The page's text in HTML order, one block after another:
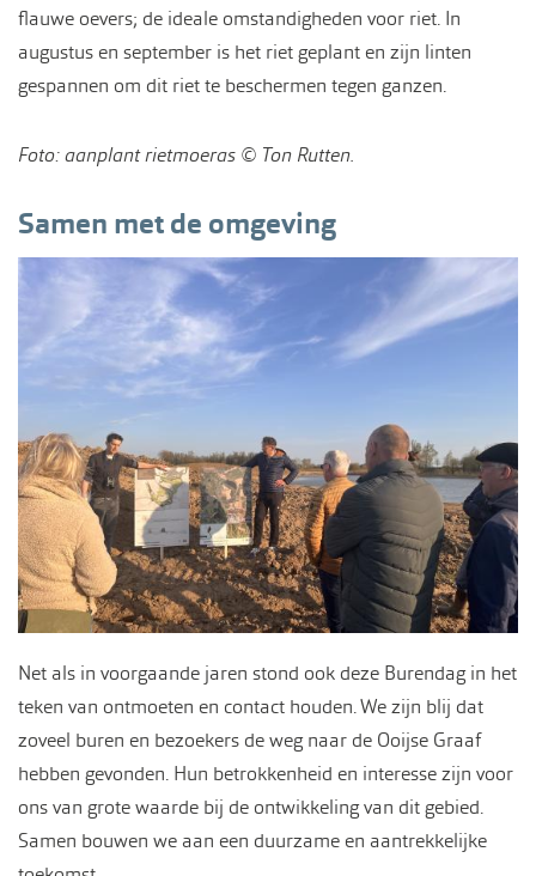
flauwe oevers; de ideale omstandigheden voor riet. In
augustus en september is het riet geplant en zijn linten
gespannen om dit riet te beschermen tegen ganzen.
Foto: aanplant rietmoeras © Ton Rutten.
Samen met de omgeving
Net als in voorgaande jaren stond ook deze Burendag in het
teken van ontmoeten en contact houden. We zijn blij dat
zoveel buren en bezoekers de weg naar de Ooijse Graaf
hebben gevonden. Hun betrokkenheid en interesse zijn voor
ons van grote waarde bij de ontwikkeling van dit gebied.
Samen bouwen we aan een duurzame en aantrekkelijke